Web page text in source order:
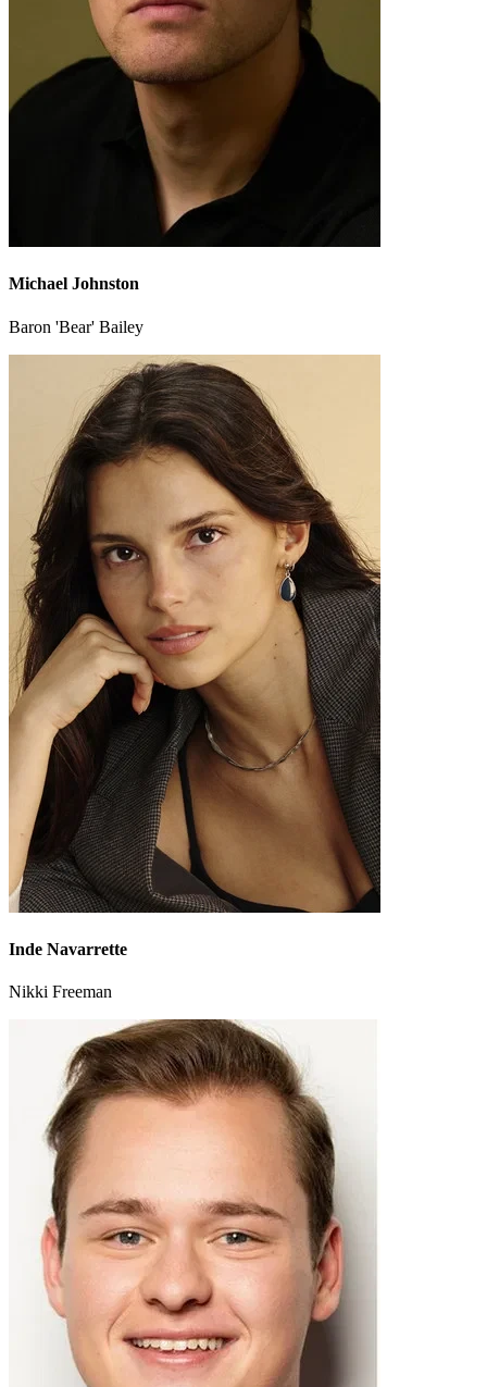
Michael Johnston
Baron 'Bear' Bailey
Inde Navarrette
Nikki Freeman